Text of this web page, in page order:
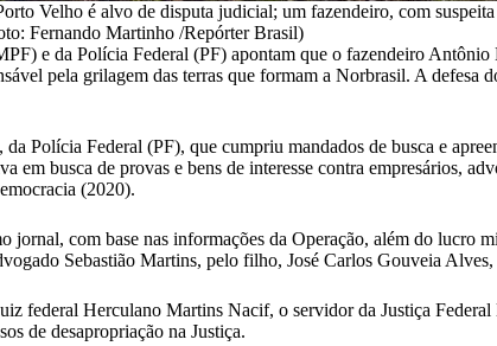
Velho é alvo de disputa judicial; um fazendeiro, com
Fernando Martinho /Repórter Brasil)
e da Polícia Federal (PF) apontam que o fazendeiro Antônio
pela grilagem das terras que formam a Norbrasil. A defesa
Polícia Federal (PF), que cumpriu mandados de busca e
busca de provas e bens de interesse contra empresários,
(2020).
com base nas informações da Operação, além do lucro
Sebastião Martins, pelo filho, José Carlos Gouveia
federal Herculano Martins Nacif, o servidor da Justiça
de desapropriação na Justiça.